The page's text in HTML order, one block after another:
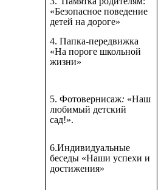
«Безопасное поведение
детей на дороге»
4. Папка-передвижка
«На пороге школьной
жизни»
5. Фотовернисаж: «Наш
любимый детский
сад!».
6.Индивидуальные
беседы «Наши успехи и
достижения»